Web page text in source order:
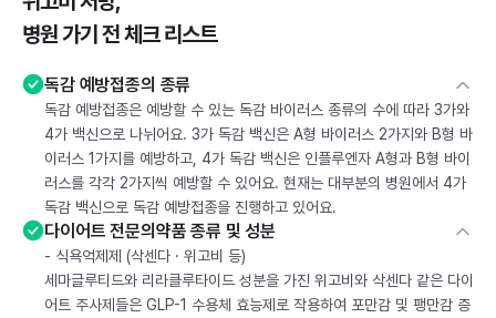
병원 가기 전 체크 리스트
독감 예방접종의 종류
독감 예방접종은 예방할 수 있는 독감 바이러스 종류의 수에 따라 3가와
4가 백신으로 나뉘어요. 3가 독감 백신은 A형 바이러스 2가지와 B형 바
이러스 1가지를 예방하고, 4가 독감 백신은 인플루엔자 A형과 B형 바이
러스를 각각 2가지씩 예방할 수 있어요. 현재는 대부분의 병원에서 4가
독감 백신으로 독감 예방접종을 진행하고 있어요.
다이어트 전문의약품 종류 및 성분
- 식욕억제제 (삭센다 · 위고비 등)
세마글루티드와 리라클루타이드 성분을 가진 위고비와 삭센다 같은 다이
어트 주사제들은 GLP-1 수용체 효능제로 작용하여 포만감 및 팽만감 증